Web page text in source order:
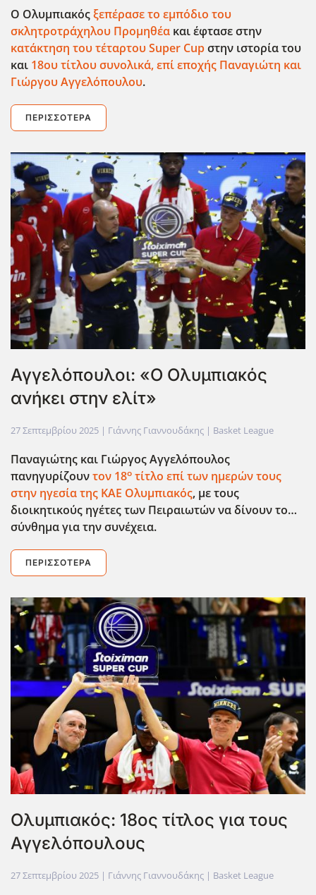
Ο Ολυμπιακόςξεπέρασε το εμπόδιο του
σκλητροτράχηλου Προμηθέα και έφτασε στην
κατάκτηση του τέταρτου Super Cupστην ιστορία του
και 18ου τίτλου συνολικά, επί εποχής Παναγιώτη και
Γιώργου Αγγελόπουλου.
ΠΕΡΙΣΣΌΤΕΡΑ
Αγγελόπουλοι: «Ο Ολυμπιακός
ανήκει στην ελίτ»
27 Σεπτεμβρίου 2025 | Γιάννης Γιαννουδάκης | Basket League
Παναγιώτης και Γιώργος Αγγελόπουλος
πανηγυρίζουντον 18ο τίτλο επί των ημερών τους
στην ηγεσία της ΚΑΕ Ολυμπιακός, με τους
διοικητικούς ηγέτες των Πειραιωτών να δίνουν το…
σύνθημα για την συνέχεια.
ΠΕΡΙΣΣΌΤΕΡΑ
Ολυμπιακός: 18ος τίτλος για τους
Αγγελόπουλους
27 Σεπτεμβρίου 2025 | Γιάννης Γιαννουδάκης | Basket League